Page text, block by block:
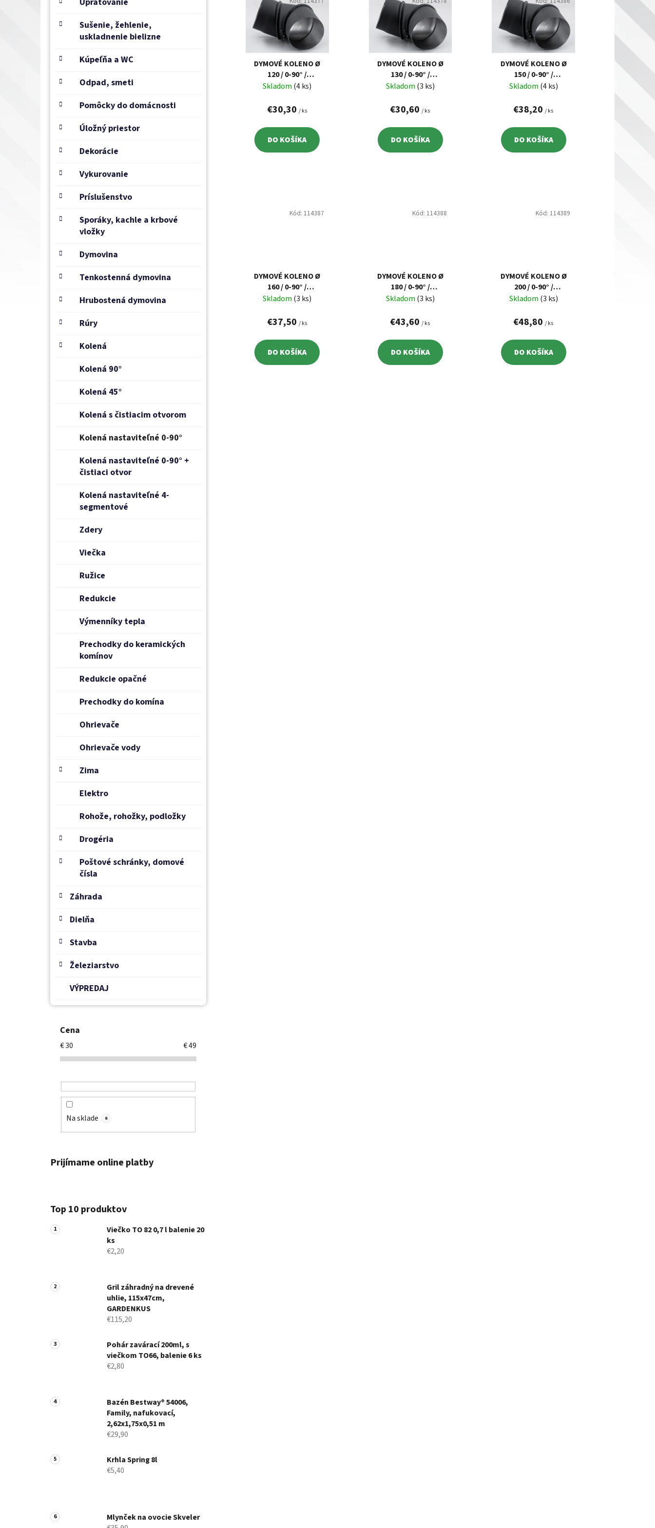
Sušenie, žehlenie,
uskladnenie bielizne
Kúpeľňa a WC
Odpad, smeti
Pomôcky do domácnosti
Úložný priestor
Dekorácie
Vykurovanie
Príslušenstvo
Sporáky, kachle a krbové
vložky
Dymovina
Tenkostenná dymovina
Hrubostená dymovina
Rúry
Kolená
Kolená 90°
Kolená 45°
Kolená s čistiacim otvorom
Kolená nastaviteľné 0-90°
Kolená nastaviteľné 0-90° +
čistiaci otvor
Kolená nastaviteľné 4-
segmentové
Zdery
Viečka
Ružice
Redukcie
Výmenníky tepla
Prechodky do keramických
komínov
Redukcie opačné
Prechodky do komína
Ohrievače
Ohrievače vody
Zima
Elektro
Rohože, rohožky, podložky
Drogéria
Poštové schránky, domové
čísla
Záhrada
Dielňa
Stavba
Železiarstvo
VÝPREDAJ
Cena
€30 €49
Na sklade 6
Prijímame online platby
Top 10 produktov
Viečko TO 82 0,7 l balenie 20
ks
€2,20
Gril záhradný na drevené
uhlie, 115x47cm,
GARDENKUS
€115,20
Pohár zavárací 200ml, s
viečkom TO66, balenie 6 ks
€2,80
Bazén Bestway® 54006,
Family, nafukovací,
2,62x1,75x0,51 m
€29,90
Krhla Spring 8l
€5,40
Mlynček na ovocie Skveler
DYMOVÉ KOLENO Ø
120 / 0-90° /
NASTAVITEĽNÉ
Skladom (4 ks)
€30,30 / ks
DO KOŠÍKA
DYMOVÉ KOLENO Ø
130 / 0-90° /
NASTAVITEĽNÉ
Skladom (3 ks)
€30,60/ ks
DO KOŠÍKA
DYMOVÉ KOLENO Ø
150 / 0-90° /
NASTAVITEĽNÉ
Skladom (4 ks)
€38,20/ ks
DO KOŠÍKA
DYMOVÉ KOLENO Ø
160 / 0-90° /
NASTAVITEĽNÉ
Skladom (3 ks)
€37,50 / ks
DO KOŠÍKA
Kód: 114387
DYMOVÉ KOLENO Ø
180 / 0-90° /
NASTAVITEĽNÉ
Skladom (3 ks)
€43,60/ ks
DO KOŠÍKA
Kód: 114388
DYMOVÉ KOLENO Ø
200 / 0-90° /
NASTAVITEĽNÉ
Skladom (3 ks)
€48,80/ ks
DO KOŠÍKA
Kód: 114389